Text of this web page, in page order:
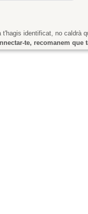
t'hagis identificat, no caldrà
te, recomanem